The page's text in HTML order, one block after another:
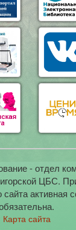
- отдел
ЦБС.
активная
Карта сайта